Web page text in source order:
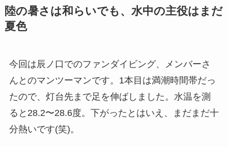
陸の暑さは和らいでも、水中の主役はまだ
夏色
今回は辰ノ口でのファンダイビング、メンバーさ
んとのマンツーマンです。1本目は満潮時間帯だっ
たので、灯台先まで足を伸ばしました。水温を測
ると28.2〜28.6度。下がったとはいえ、まだまだ十
分熱いです(笑)。